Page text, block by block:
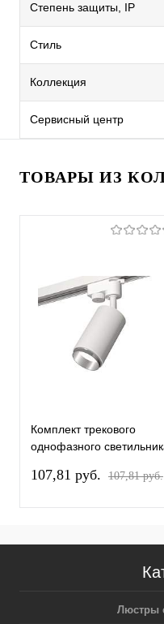
Степень защиты, IP
Стиль
Коллекция
Сервисный центр
ТОВАРЫ ИЗ
Комплект трекового
однофазного
белый песок/серебро
107,81 pуб. 107,81 pуб.
Люстры